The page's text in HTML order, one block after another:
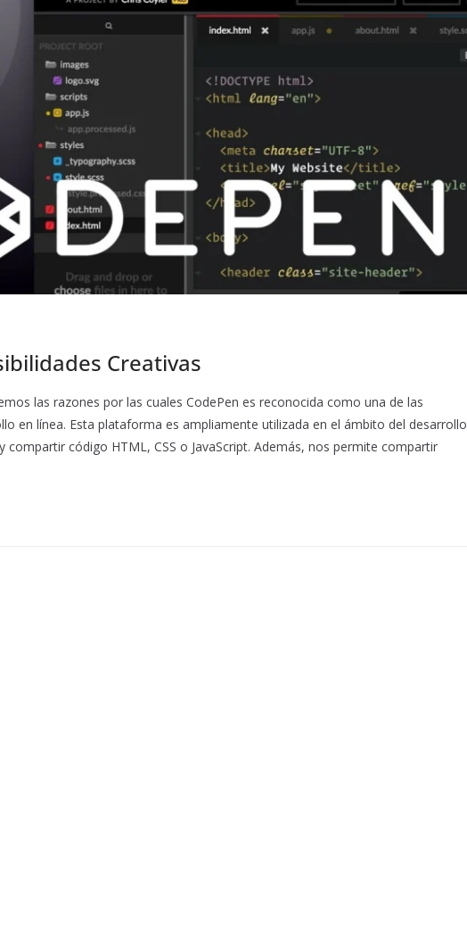
Creativas
las razones por las cuales CodePen es reconocida como una de las
en línea. Esta plataforma es ampliamente utilizada en el ámbito del desarrollo
código HTML, CSS o JavaScript. Además, nos permite compartir